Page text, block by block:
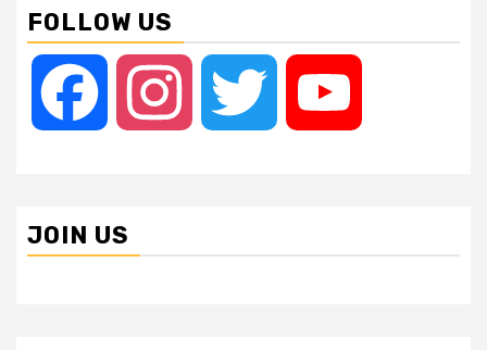
FOLLOW US
Facebook Instagram Twitter
JOIN US